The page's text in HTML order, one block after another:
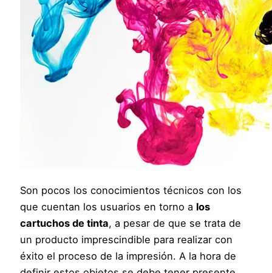
Son pocos los conocimientos técnicos con los
que cuentan los usuarios en torno a los
cartuchos de tinta, a pesar de que se trata de
un producto imprescindible para realizar con
éxito el proceso de la impresión. A la hora de